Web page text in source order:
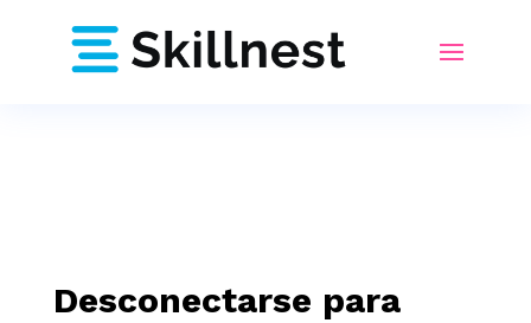
Desconectarse para